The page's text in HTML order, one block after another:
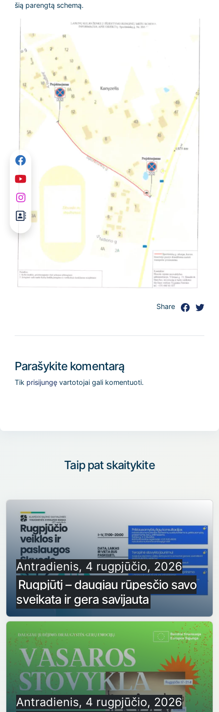
šią parengtą schemą.
Share
Parašykite komentarą
Tik prisijungęvartotojai gali komentuoti.
Taip pat skaitykite
Antradienis, 4 rugpjūčio, 2026
Rugpjūtį – daugiau rūpesčio savo
sveikata ir gera savijauta
Antradienis, 4 rugpjūčio, 2026